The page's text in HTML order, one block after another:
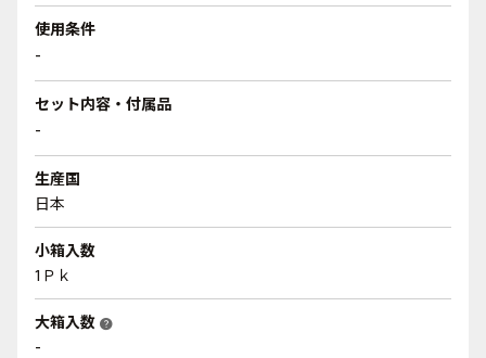
使用条件
-
セット内容・付属品
-
生産国
日本
小箱入数
1Ｐｋ
大箱入数 help
-